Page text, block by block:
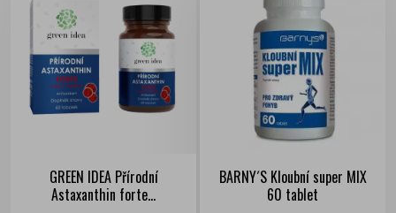
GREEN IDEA Přírodní
Astaxanthin forte...
BARNY´S Kloubní super MIX
60 tablet